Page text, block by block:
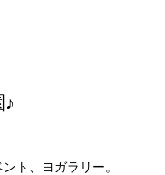
ト、ヨガラリー。